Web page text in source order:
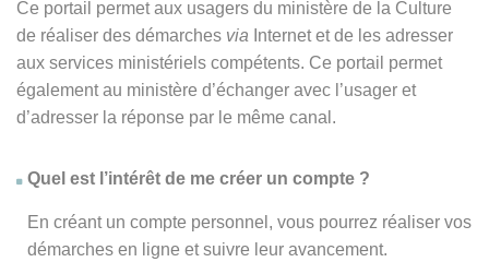
Ce portail permet aux usagers du ministère de la Culture
de réaliser des démarches via Internet et de les adresser
aux services ministériels compétents. Ce portail permet
également au ministère d’échanger avec l’usager et
d’adresser la réponse par le même canal.
Quel est l’intérêt de me créer un compte ?
En créant un compte personnel, vous pourrez réaliser vos
démarches en ligne et suivre leur avancement.